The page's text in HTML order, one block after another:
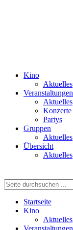
Kino
Aktuelles
Veranstaltungen
Aktuelles
Konzerte
Partys
Gruppen
Aktuelles
Übersicht
Aktuelles
Startseite
Kino
Aktuelles
Veranstaltungen